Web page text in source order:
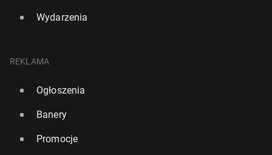
Wydarzenia
REKLAMA
Ogłoszenia
Banery
Promocje